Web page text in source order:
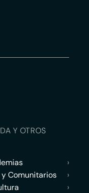
Y OTROS
›
Comunitarios
›
›